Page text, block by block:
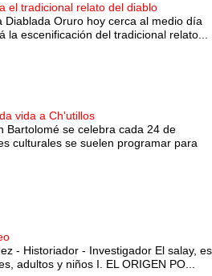
el tradicional relato del diablo
Diablada Oruro hoy cerca al medio día
la escenificación del tradicional relato...
vida a Ch'utillos
Bartolomé se celebra cada 24 de
culturales se suelen programar para
- Historiador - Investigador El salay, es
adultos y niños I. EL ORIGEN PO...